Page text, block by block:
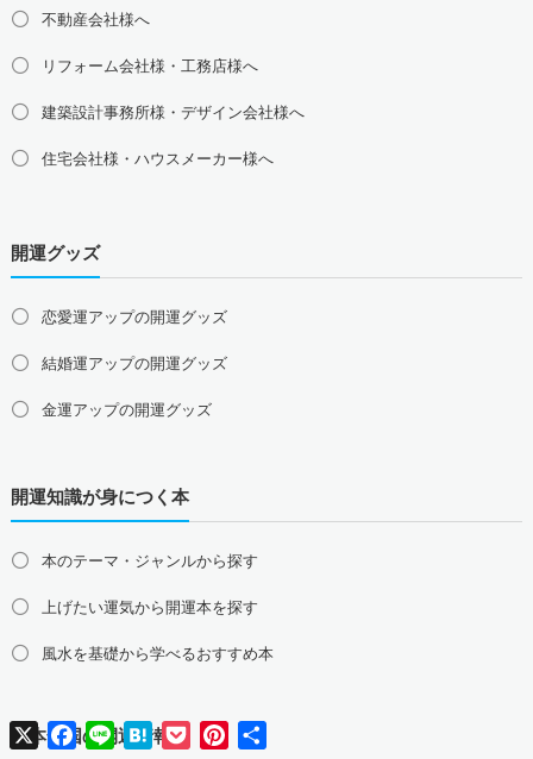
関西地方の占い師募集・求人
大阪府の占い師募集・求人
兵庫県の占い師募集・求人
奈良県の占い師募集・求人
和歌山県の占い師募集・求人
中国地方の占い師募集・求人
山口県の占い師募集・求人
四国地方の占い師募集・求人
愛媛県の占い師募集・求人
九州地方の占い師募集・求人
大分県の占い師募集・求人
不動産会社様へ
リフォーム会社様・工務店様へ
建築設計事務所様・デザイン会社様へ
住宅会社様・ハウスメーカー様へ
開運グッズ
恋愛運アップの開運グッズ
結婚運アップの開運グッズ
金運アップの開運グッズ
健康運アップの開運グッズ
家庭運・家族運アップの開運グッズ
総合運・全体運アップの開運グッズ
2026年干支の午・馬の開運グッズ
幸運を呼ぶ、かわいい招き猫
開運知識が身につく本
本のテーマ・ジャンルから探す
上げたい運気から開運本を探す
風水を基礎から学べるおすすめ本
日本全国の開運情報
X Facebook
Line HatenaPocketPinterest